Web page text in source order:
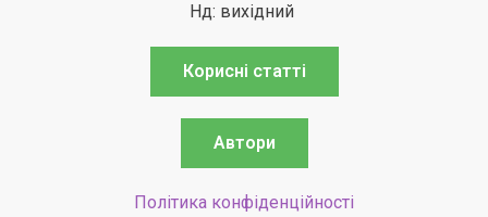
Нд: вихідний
Корисні статті
Автори
Політика конфіденційності